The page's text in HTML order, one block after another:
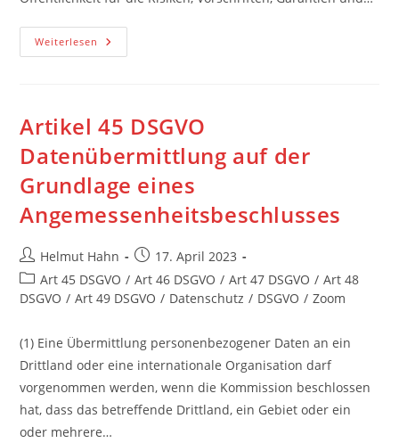
Weiterlesen Artikel
57
Artikel 45 DSGVO
Datenübermittlung auf der
Grundlage eines
Angemessenheitsbeschlusses
Beitrags-
Autor:
Helmut Hahn
Beitrag
veröffentlicht:
17. April 2023
Beitrags-
Kategorie:
Art 45 DSGVO / Art 46 DSGVO / Art 47 DSGVO / Art 48
DSGVO / Art 49 DSGVO / Datenschutz / DSGVO / Zoom
(1) Eine Übermittlung personenbezogener Daten an ein
Drittland oder eine internationale Organisation darf
vorgenommen werden, wenn die Kommission beschlossen
hat, dass das betreffende Drittland, ein Gebiet oder ein
oder mehrere…